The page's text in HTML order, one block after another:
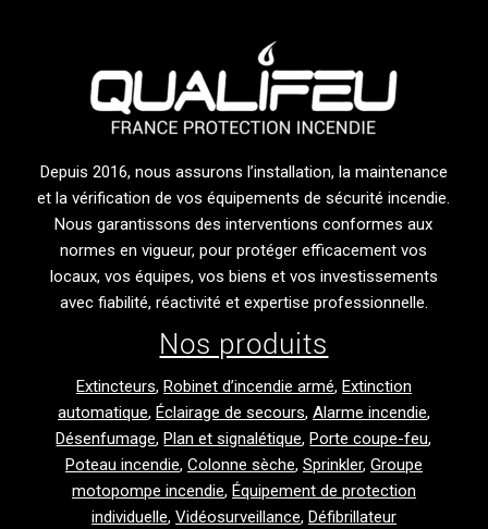
Depuis 2016, nous assurons l’installation, la maintenance
et la vérification de vos équipements de sécurité incendie.
Nous garantissons des interventions conformes aux
normes en vigueur, pour protéger efficacement vos
locaux, vos équipes, vos biens et vos investissements
avec fiabilité, réactivité et expertise professionnelle.
Nos produits
Extincteurs, Robinet d’incendie armé, Extinction
automatique, Éclairage de secours, Alarme incendie,
Désenfumage,Plan et signalétique,Porte coupe-feu,
Poteau incendie, Colonne sèche, Sprinkler, Groupe
motopompe incendie, Équipement de protection
individuelle, Vidéosurveillance, Défibrillateur